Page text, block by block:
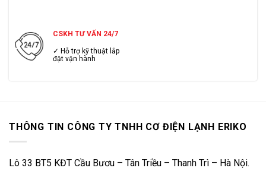
CSKH TƯ VẤN 24/7
✓ Hỗ trợ kỹ thuật lắp
đặt vận hành
THÔNG TIN CÔNG TY TNHH CƠ ĐIỆN LẠNH ERIKO
Lô 33 BT5 KĐT Cầu Bươu – Tân Triều – Thanh Trì – Hà Nội.